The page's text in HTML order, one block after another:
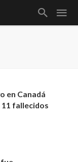
en Canadá
11 fallecidos